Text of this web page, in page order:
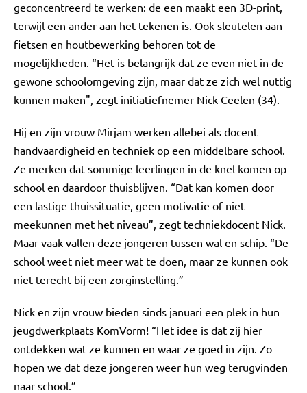
geconcentreerd te werken: de een maakt een 3D-print,
terwijl een ander aan het tekenen is. Ook sleutelen aan
fietsen en houtbewerking behoren tot de
mogelijkheden. “Het is belangrijk dat ze even niet in de
gewone schoolomgeving zijn, maar dat ze zich wel nuttig
kunnen maken", zegt initiatiefnemer Nick Ceelen (34).
Hij en zijn vrouw Mirjam werken allebei als docent
handvaardigheid en techniek op een middelbare school.
Ze merken dat sommige leerlingen in de knel komen op
school en daardoor thuisblijven. “Dat kan komen door
een lastige thuissituatie, geen motivatie of niet
meekunnen met het niveau”, zegt techniekdocent Nick.
Maar vaak vallen deze jongeren tussen wal en schip. “De
school weet niet meer wat te doen, maar ze kunnen ook
niet terecht bij een zorginstelling.”
Nick en zijn vrouw bieden sinds januari een plek in hun
jeugdwerkplaats KomVorm! “Het idee is dat zij hier
ontdekken wat ze kunnen en waar ze goed in zijn. Zo
hopen we dat deze jongeren weer hun weg terugvinden
naar school.”